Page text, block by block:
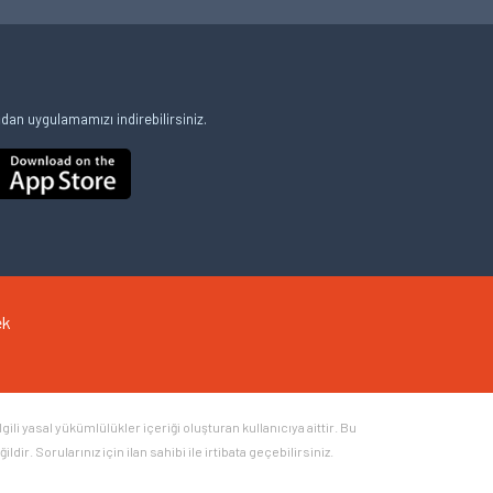
uygulamamızı indirebilirsiniz.
yasal yükümlülükler içeriği oluşturan kullanıcıya aittir. Bu
Sorularınız için ilan sahibi ile irtibata geçebilirsiniz.